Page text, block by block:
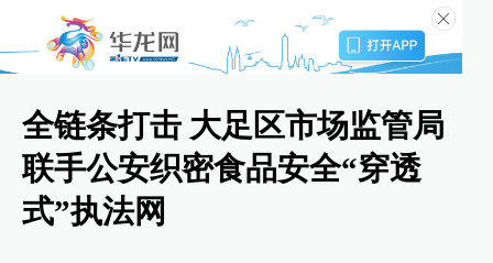
全链条打击 大足区市场监管局
联手公安织密食品安全“穿透
式”执法网